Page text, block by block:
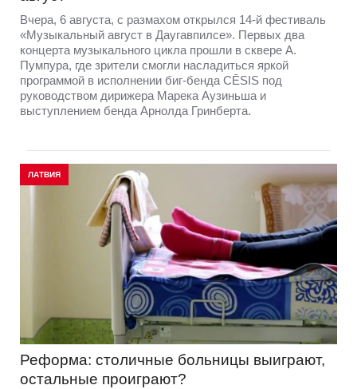
Вчера, 6 августа, с размахом открылся 14-й фестиваль
«Музыкальный август в Даугавпилсе». Первых два
концерта музыкального цикла прошли в сквере А.
Пумпура, где зрители смогли насладиться яркой
программой в исполнении биг-бенда CĒSIS под
руководством дирижера Марека Аузиньша и
выступлением бенда Арнолда Гринберта.
ЛАТВИЯ
Реформа: столичные больницы выиграют,
остальные проиграют?